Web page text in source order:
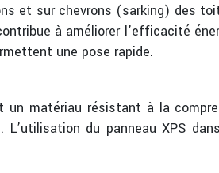
et sur chevrons (sarking) des
à améliorer l’efficacité
une pose rapide.
matériau résistant à la
du panneau XPS